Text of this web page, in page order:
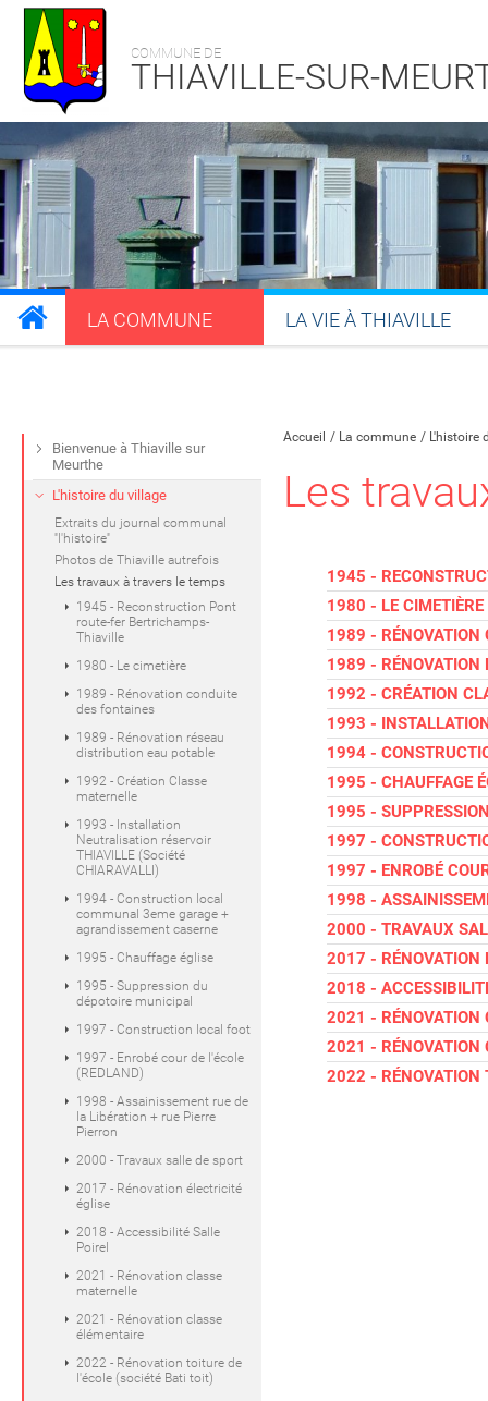
COMMUNE DE
THIAVILLE-SUR-
LA COMMUNE LA VIE À THIAVILLE
Accueil La commune L'histoire
Les
1945 -
1980 - LE CIMETIÈRE
1989 - RÉNOVATION
1989 - RÉNOVATION
1992 - CRÉATION
1993 -
1994 -
1995 - CHAUFFAGE
1995 -
1997 -
1997 - ENROBÉ
1998 -
2000 - TRAVAUX
2017 - RÉNOVATION
2018 -
2021 - RÉNOVATION
2021 - RÉNOVATION
2022 - RÉNOVATION
Bienvenue à Thiaville sur
Meurthe
L'histoire du village
Extraits du journal communal
''l'histoire''
Photos de Thiaville autrefois
Les travaux à travers le temps
1945 - Reconstruction Pont
route-fer Bertrichamps-
Thiaville
1980 - Le cimetière
1989 - Rénovation conduite
des fontaines
1989 - Rénovation réseau
distribution eau potable
1992 - Création Classe
maternelle
1993 - Installation
Neutralisation réservoir
THIAVILLE (Société
CHIARAVALLI)
1994 - Construction local
communal 3eme garage +
agrandissement caserne
1995 - Chauffage église
1995 - Suppression du
dépotoire municipal
1997 - Construction local foot
1997 - Enrobé cour de l'école
(REDLAND)
1998 - Assainissement rue de
la Libération + rue Pierre
Pierron
2000 - Travaux salle de sport
2017 - Rénovation électricité
église
2018 - Accessibilité Salle
Poirel
2021 - Rénovation classe
maternelle
2021 - Rénovation classe
élémentaire
2022 - Rénovation toiture de
l'école (société Bati toit)